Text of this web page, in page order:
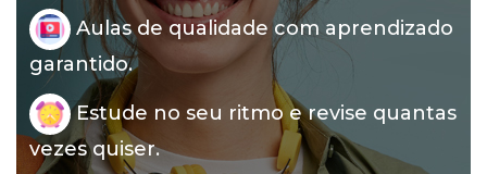
Aulas de qualidade com aprendizado
garantido.
Estude no seu ritmo e revise quantas
vezes quiser.